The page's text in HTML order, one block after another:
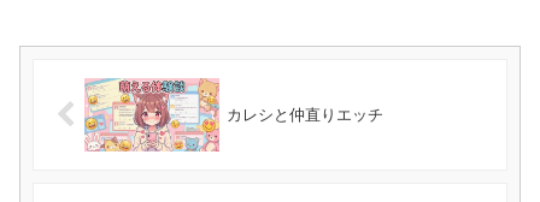
カレシと仲直りエッチ